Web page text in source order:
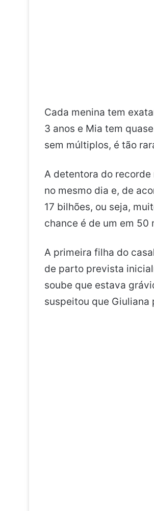
Cada menina tem
3 anos e Mia tem
sem múltiplos, é tão
A detentora do recorde
no mesmo dia e, de
17 bilhões, ou seja,
chance é de um em 50
A primeira filha do
de parto prevista
soube que estava
suspeitou que